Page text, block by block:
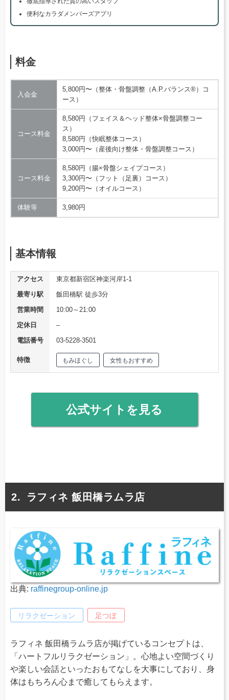
便利なカラダメンバーズアプリ
料金
入会金
5,800円〜（整体・骨盤調整（A.P.バランス®）コ
ース）
コース料金
8,580円（フェイス＆ヘッド整体×骨盤調整コー
ス）
8,580円（快眠整体コース）
3,000円〜（産後向け整体・骨盤調整コース）
コース料金
8,580円（腸×骨盤シェイプコース）
3,300円〜（フット（足裏）コース）
9,200円〜（オイルコース）
体験等 3,980円
基本情報
アクセス
東京都新宿区神楽河岸1-1
最寄り駅
飯田橋駅 徒歩3分
営業時間
10:00～21:00
定休日
–
電話番号
03-5228-3501
特徴 もみほぐし 女性もおすすめ
公式サイトを見る
ラフィネ 飯田橋ラムラ店
出典: raffinegroup-online.jp
リラクゼーション 足つぼ
ラフィネ 飯田橋ラムラ店が掲げているコンセプトは、
「ハートフルリラクゼーション」。心地よい空間づくり
や楽しい会話といったおもてなしを大事にしており、身
体はもちろん心まで癒してもらえます。